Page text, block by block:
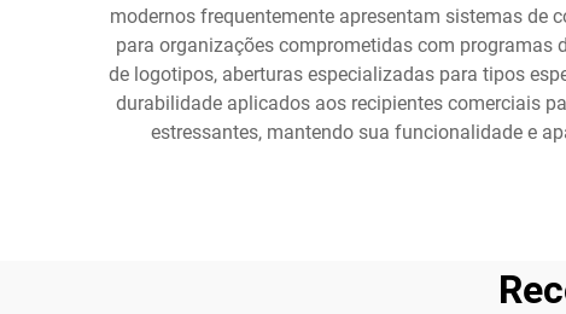
modernos frequentemente apresentam sistemas de
para organizações comprometidas com programas
de logotipos, aberturas especializadas para tipos
durabilidade aplicados aos recipientes comerciais
estressantes, mantendo sua funcionalidade e